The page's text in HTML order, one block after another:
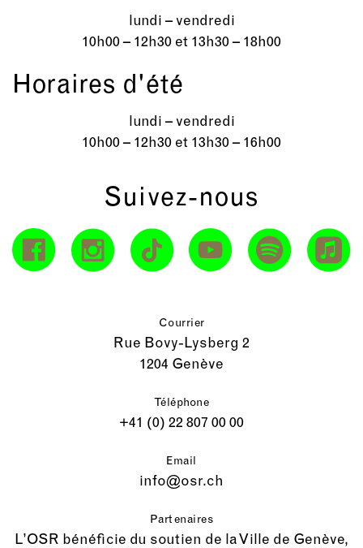
lundi – vendredi
10h00 – 12h30 et 13h30 – 18h00
Horaires d'été
lundi – vendredi
10h00 – 12h30 et 13h30 – 16h00
Suivez-nous
Courrier
Rue Bovy-Lysberg 2
1204 Genève
Téléphone
+41 (0) 22 807 00 00
Email
info@osr.ch
Partenaires
L’OSR bénéficie du soutien de la Ville de Genève,